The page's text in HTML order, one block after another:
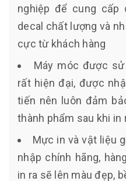
nghiệp để cung cấp
decal chất lượng và
cực từ khách hàng
Máy móc được sử
rất hiện đại, được
tiến nên luôn đảm
thành phẩm sau khi in
Mực in và vật liệu
nhập chính hãng,
in ra sẽ lên màu đẹp,